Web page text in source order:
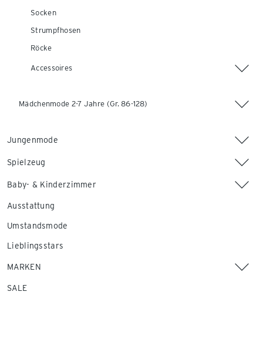
Socken
Strumpfhosen
Röcke
Accessoires
Mädchenmode 2-7 Jahre (Gr. 86-128)
Jungenmode
Spielzeug
Baby- & Kinderzimmer
Ausstattung
Umstandsmode
Lieblingsstars
MARKEN
SALE